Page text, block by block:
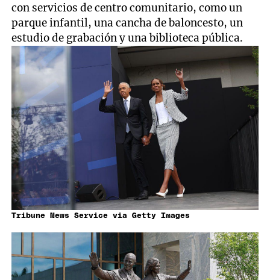
con servicios de centro comunitario, como un
parque infantil, una cancha de baloncesto, un
estudio de grabación y una biblioteca pública.
Tribune News Service via Getty Images